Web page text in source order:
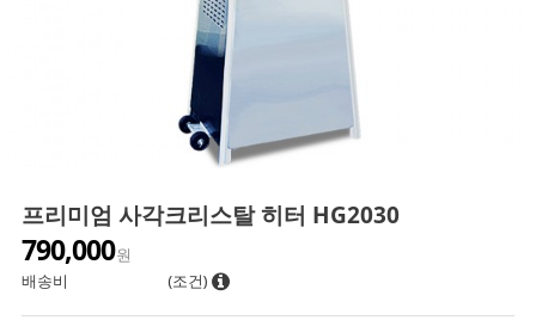
프리미엄 사각크리스탈 히터 HG2030
790,000원
배송비
(조건)